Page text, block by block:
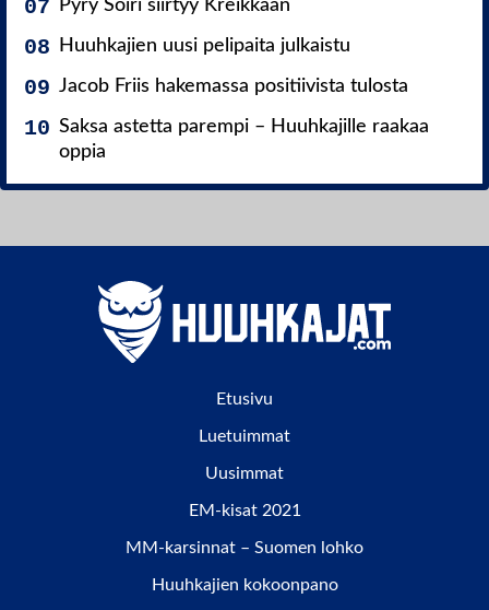
Pyry Soiri siirtyy Kreikkaan
Huuhkajien uusi pelipaita julkaistu
Jacob Friis hakemassa positiivista tulosta
Saksa astetta parempi – Huuhkajille raakaa
oppia
Etusivu
Luetuimmat
Uusimmat
EM-kisat 2021
MM-karsinnat – Suomen lohko
Huuhkajien kokoonpano